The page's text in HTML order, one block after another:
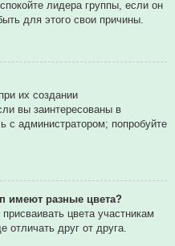
лидера группы, если он
для этого свои причины.
их создании
вы заинтересованы в
с администратором; попробуйте
имеют разные цвета?
цвета участникам
отличать друг от друга.